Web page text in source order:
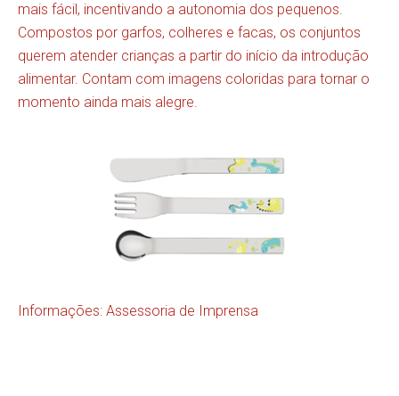
mais fácil, incentivando a autonomia dos pequenos.
Compostos por garfos, colheres e facas, os conjuntos
querem atender crianças a partir do início da introdução
alimentar. Contam com imagens coloridas para tornar o
momento ainda mais alegre.
Informações: Assessoria de Imprensa